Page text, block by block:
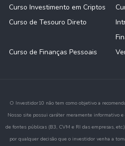
Curso Investimento em Criptos
Curso de Tesouro Direto
Curso de Finanças Pessoais
O Investidor10 não tem como objetivo a
Nosso site possui caráter meramente informativo
de fontes públicas (B3, CVM e RI das empresas,
por qualquer decisão que o investidor venha a